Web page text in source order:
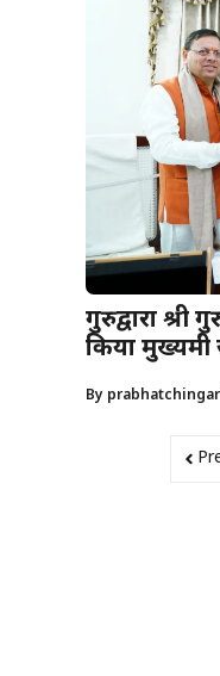
गुरुद्वारा
किया
By